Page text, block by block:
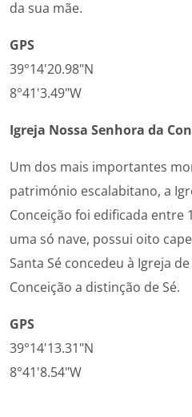
da sua mãe.
GPS
39°14'20.98"N
8°41'3.49"W
Igreja Nossa Senhora da
Um dos mais importantes
património escalabitano, a
Conceição foi edificada entre
uma só nave, possui oito
Santa Sé concedeu à Igreja
Conceição a distinção de Sé.
GPS
39°14'13.31"N
8°41'8.54"W